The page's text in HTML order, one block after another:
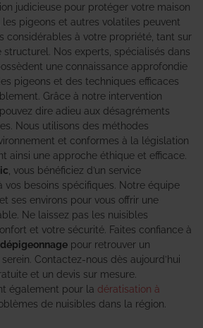
judicieuse pour protéger votre maison
les pigeons et autres volatiles peuvent
considérables à votre propriété, tant sur
structurel. Nos experts, spécialisés dans
une connaissance approfondie
pigeons et des techniques efficaces
Grâce à notre intervention
dire adieu aux désagréments
Nous utilisons des méthodes
et conformes à la législation
ainsi une approche éthique et efficace.
, vous bénéficiez d’un service
vos besoins spécifiques. Notre équipe
ses environs pour vous offrir une
Ne laissez pas les nuisibles
et votre sécurité. Faites confiance à
pour retrouver un
Contactez-nous dès aujourd’hui
et un devis sur mesure.
également pour la dératisation à
de nuisibles dans la région.